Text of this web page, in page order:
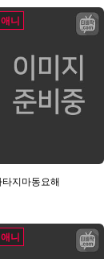
애니
타지마동요해
애니